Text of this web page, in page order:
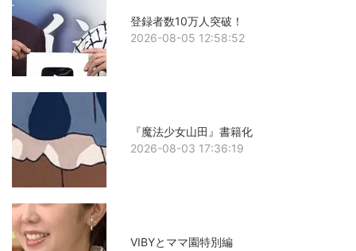
登録者数10万人突破！
2026-08-05 12:58:52
『魔法少女山田』書籍化
2026-08-03 17:36:19
VIBYとママ園特別編